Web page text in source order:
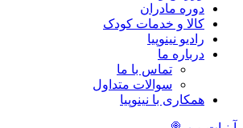
دوره مادران
کالا و خدمات کودک
رادیو نینوپیا
درباره ما
تماس با ما
سوالات متداول
همکاری با نینوپیا